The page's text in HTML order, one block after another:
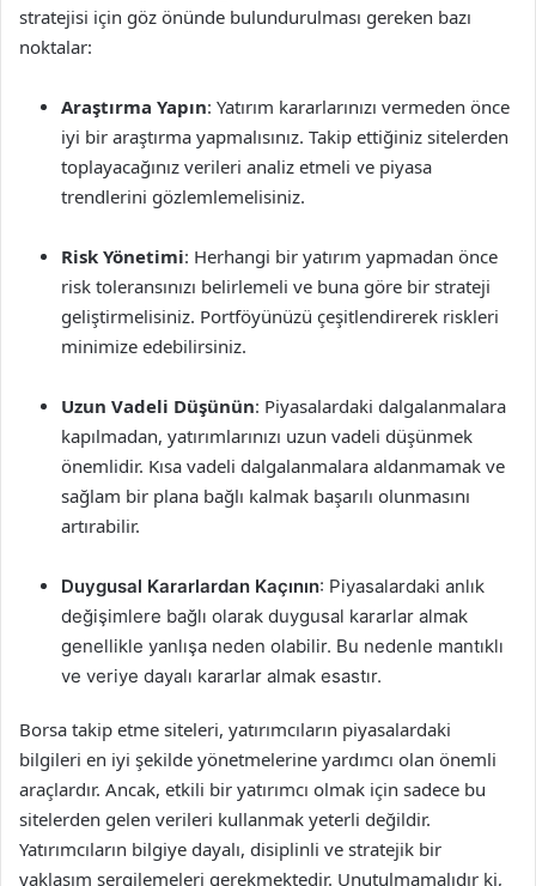
stratejisi için göz önünde bulundurulması gereken bazı
noktalar:
Araştırma Yapın: Yatırım kararlarınızı vermeden önce
iyi bir araştırma yapmalısınız. Takip ettiğiniz sitelerden
toplayacağınız verileri analiz etmeli ve piyasa
trendlerini gözlemlemelisiniz.
Risk Yönetimi: Herhangi bir yatırım yapmadan önce
risk toleransınızı belirlemeli ve buna göre bir strateji
geliştirmelisiniz. Portföyünüzü çeşitlendirerek riskleri
minimize edebilirsiniz.
Uzun Vadeli Düşünün: Piyasalardaki dalgalanmalara
kapılmadan, yatırımlarınızı uzun vadeli düşünmek
önemlidir. Kısa vadeli dalgalanmalara aldanmamak ve
sağlam bir plana bağlı kalmak başarılı olunmasını
artırabilir.
Duygusal Kararlardan Kaçının: Piyasalardaki anlık
değişimlere bağlı olarak duygusal kararlar almak
genellikle yanlışa neden olabilir. Bu nedenle mantıklı
ve veriye dayalı kararlar almak esastır.
Borsa takip etme siteleri, yatırımcıların piyasalardaki
bilgileri en iyi şekilde yönetmelerine yardımcı olan önemli
araçlardır. Ancak, etkili bir yatırımcı olmak için sadece bu
sitelerden gelen verileri kullanmak yeterli değildir.
Yatırımcıların bilgiye dayalı, disiplinli ve stratejik bir
yaklaşım sergilemeleri gerekmektedir. Unutulmamalıdır ki,